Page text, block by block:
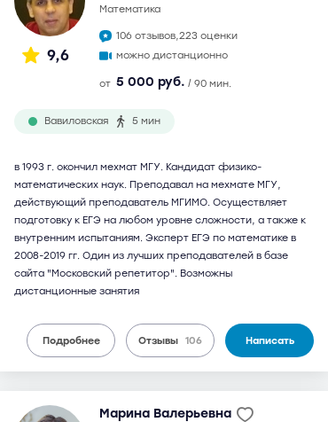
9,6
математика
106 отзывов,223 оценки
можно дистанционно
от 5 000 руб. / 90 мин.
Вавиловская 5 мин
в 1993 г. окончил мехмат МГУ. Кандидат физико-
математических наук. Преподавал на мехмате МГУ,
действующий преподаватель МГИМО. Осуществляет
подготовку к ЕГЭ на любом уровне сложности, а также к
внутренним испытаниям. Эксперт ЕГЭ по математике в
2008-2019 гг. Один из лучших преподавателей в базе
сайта "Московский репетитор". Возможны
дистанционные занятия
Подробнее Отзывы 106 Написать
Марина Валерьевна